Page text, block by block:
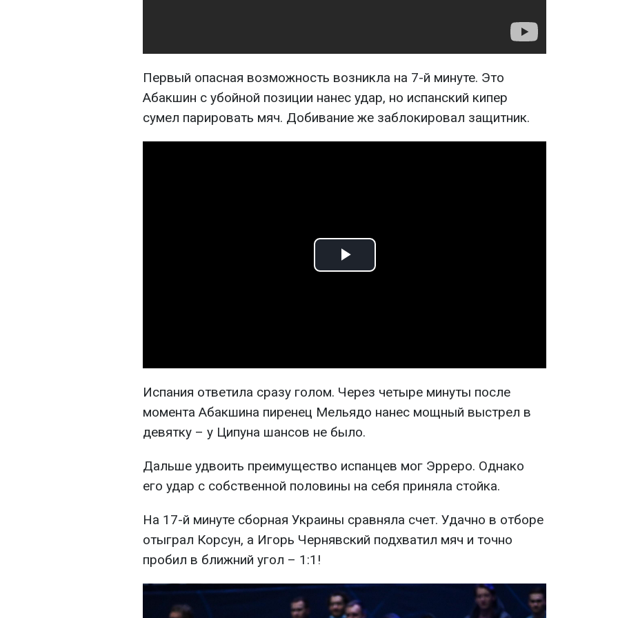
Первый опасная возможность возникла на 7-й минуте. Это
Абакшин с убойной позиции нанес удар, но испанский кипер
сумел парировать мяч. Добивание же заблокировал защитник.
Play
Испания ответила сразу голом. Через четыре минуты после
момента Абакшина пиренец Мельядо нанес мощный выстрел в
девятку – у Ципуна шансов не было.
Дальше удвоить преимущество испанцев мог Эрреро. Однако
его удар с собственной половины на себя приняла стойка.
На 17-й минуте сборная Украины сравняла счет. Удачно в отборе
отыграл Корсун, а Игорь Чернявский подхватил мяч и точно
пробил в ближний угол – 1:1!